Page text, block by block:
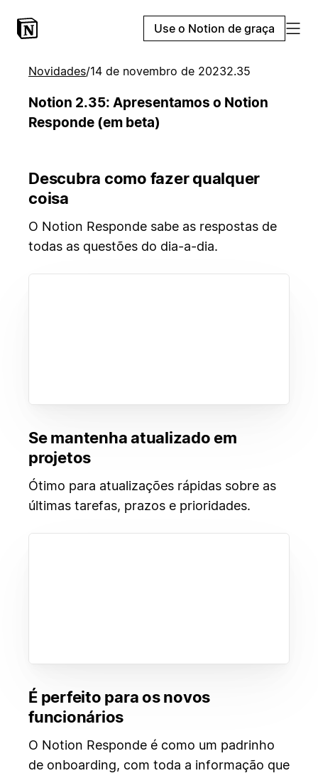
Use o Notion de graça
Novidades/14 de novembro de 20232.35
Notion 2.35: Apresentamos o Notion
Responde (em beta)
Descubra como fazer qualquer
coisa
O Notion Responde sabe as respostas de
todas as questões do dia-a-dia.
Se mantenha atualizado em
projetos
Ótimo para atualizações rápidas sobre as
últimas tarefas, prazos e prioridades.
É perfeito para os novos
funcionários
O Notion Responde é como um padrinho
de onboarding, com toda a informação que